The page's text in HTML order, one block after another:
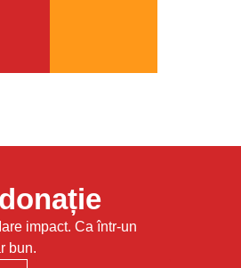
impact. Ca într-un
bun.